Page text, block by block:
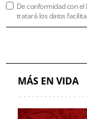
De conformidad con el
tratará los datos
MÁS EN VIDA